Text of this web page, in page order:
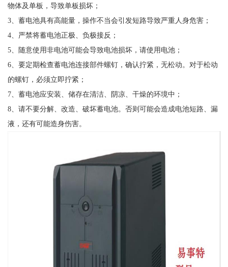
物体及单板，导致单板损坏；
3、蓄电池具有高能量，操作不当会引发短路导致严重人身危害；
4、严禁将蓄电池正极、负极接反；
5、随意使用非电池可能会导致电池损坏，请使用电池；
6、要定期检查蓄电池连接部件螺钉，确认拧紧，无松动。对于松动
的螺钉，必须立即拧紧；
7、蓄电池应安装、储存在清洁、阴凉、干燥的环境中；
8、请不要分解、改造、破坏蓄电池。否则可能会造成电池短路、漏
液，还有可能造身伤害。